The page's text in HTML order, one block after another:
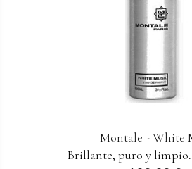
Montale - White
Brillante, puro y limpio.